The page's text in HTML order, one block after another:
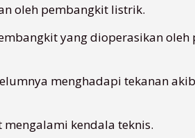
oleh pembangkit listrik.
yang dioperasikan oleh
menghadapi tekanan
kendala teknis.